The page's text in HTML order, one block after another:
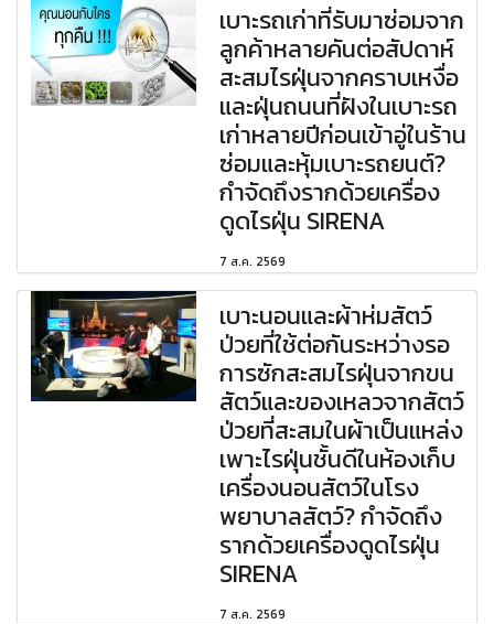
เบาะรถเก่าที่รับมาซ่อมจาก
ลูกค้าหลายคันต่อสัปดาห์
สะสมไรฝุ่นจากคราบเหงื่อ
และฝุ่นถนนที่ฝังในเบาะรถ
เก่าหลายปีก่อนเข้าอู่ในร้าน
ซ่อมและหุ้มเบาะรถยนต์?
กำจัดถึงรากด้วยเครื่อง
ดูดไรฝุ่น SIRENA
7 ส.ค. 2569
เบาะนอนและผ้าห่มสัตว์
ป่วยที่ใช้ต่อกันระหว่างรอ
การซักสะสมไรฝุ่นจากขน
สัตว์และของเหลวจากสัตว์
ป่วยที่สะสมในผ้าเป็นแหล่ง
เพาะไรฝุ่นชั้นดีในห้องเก็บ
เครื่องนอนสัตว์ในโรง
พยาบาลสัตว์? กำจัดถึง
รากด้วยเครื่องดูดไรฝุ่น
SIRENA
7 ส.ค. 2569